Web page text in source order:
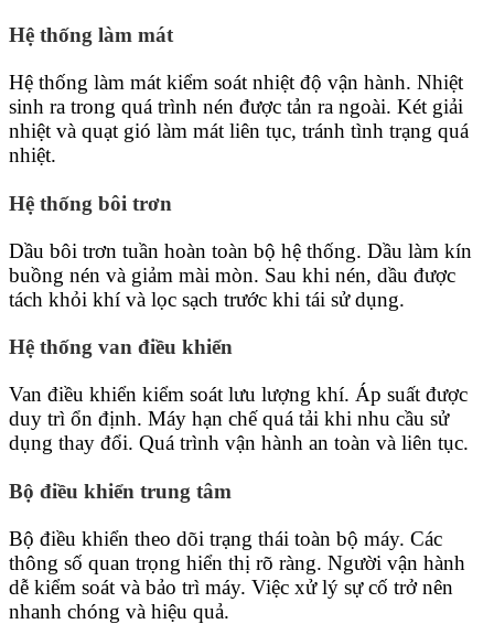
Hệ thống làm mát
Hệ thống làm mát kiểm soát nhiệt độ vận hành. Nhiệt
sinh ra trong quá trình nén được tản ra ngoài. Két giải
nhiệt và quạt gió làm mát liên tục, tránh tình trạng quá
nhiệt.
Hệ thống bôi trơn
Dầu bôi trơn tuần hoàn toàn bộ hệ thống. Dầu làm kín
buồng nén và giảm mài mòn. Sau khi nén, dầu được
tách khỏi khí và lọc sạch trước khi tái sử dụng.
Hệ thống van điều khiển
Van điều khiển kiểm soát lưu lượng khí. Áp suất được
duy trì ổn định. Máy hạn chế quá tải khi nhu cầu sử
dụng thay đổi. Quá trình vận hành an toàn và liên tục.
Bộ điều khiển trung tâm
Bộ điều khiển theo dõi trạng thái toàn bộ máy. Các
thông số quan trọng hiển thị rõ ràng. Người vận hành
dễ kiểm soát và bảo trì máy. Việc xử lý sự cố trở nên
nhanh chóng và hiệu quả.